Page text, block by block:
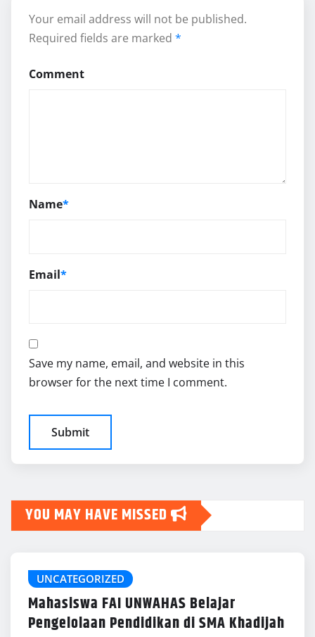
Your email address will not be published.
Required fields are marked *
Comment
Name*
Email*
Save my name, email, and website in this
browser for the next time I comment.
YOU MAY HAVE MISSED
UNCATEGORIZED
Mahasiswa FAI UNWAHAS Belajar
Pengelolaan Pendidikan di SMA Khadijah